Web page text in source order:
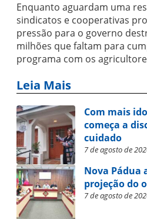
Enquanto aguardam uma
sindicatos e cooperativas
pressão para o governo
milhões que faltam para
programa com os
Leia Mais
Com mais
começa a
cuidado
7 de agosto de
Nova Pádua
projeção do
7 de agosto de